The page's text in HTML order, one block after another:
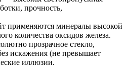
прочность,
применяются минералы высокой
количества оксидов железа.
прозрачное стекло,
искажения (не превышает
иллюзии.